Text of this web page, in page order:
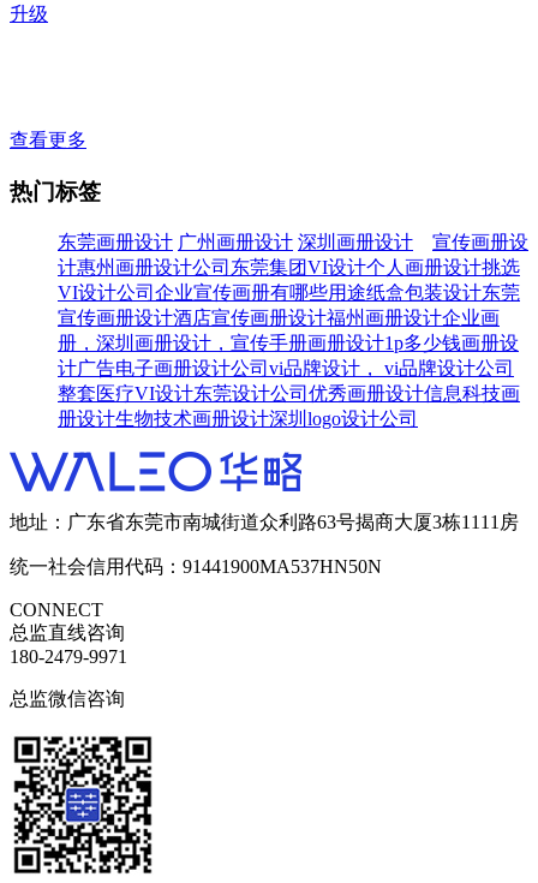
升级
查看更多
热门标签
东莞画册设计 广州画册设计 深圳画册设计
宣传画册设
计惠州画册设计公司 东莞集团VI设计个人画册设计挑选
VI设计公司 企业宣传画册有哪些用途纸盒包装设计东莞
宣传画册设计酒店宣传画册设计福州画册设计企业画
册，深圳画册设计，宣传手册画册设计1p多少钱画册设
计广告电子画册设计公司 vi品牌设计， vi品牌设计公司
整套医疗VI设计东莞设计公司 优秀画册设计信息科技画
册设计生物技术画册设计深圳logo设计公司
地址：广东省东莞市南城街道众利路63号揭商大厦3栋1111房
统一社会信用代码：91441900MA537HN50N
CONNECT
总监直线咨询
180-2479-9971
总监微信咨询